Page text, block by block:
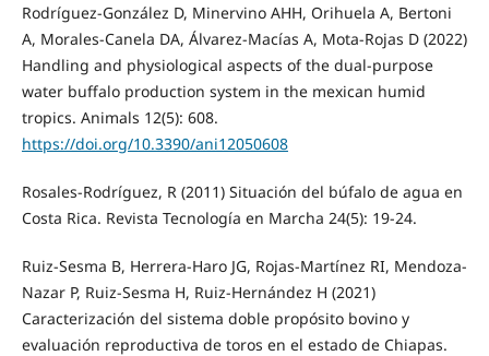
Rodríguez-González D, Minervino AHH, Orihuela A, Bertoni
A, Morales-Canela DA, Álvarez-Macías A, Mota-Rojas D (2022)
Handling and physiological aspects of the dual-purpose
water buffalo production system in the mexican humid
tropics. Animals 12(5): 608.
https://doi.org/10.3390/ani12050608
Rosales-Rodríguez, R (2011) Situación del búfalo de agua en
Costa Rica. Revista Tecnología en Marcha 24(5): 19-24.
Ruiz-Sesma B, Herrera-Haro JG, Rojas-Martínez RI, Mendoza-
Nazar P, Ruiz-Sesma H, Ruiz-Hernández H (2021)
Caracterización del sistema doble propósito bovino y
evaluación reproductiva de toros en el estado de Chiapas.